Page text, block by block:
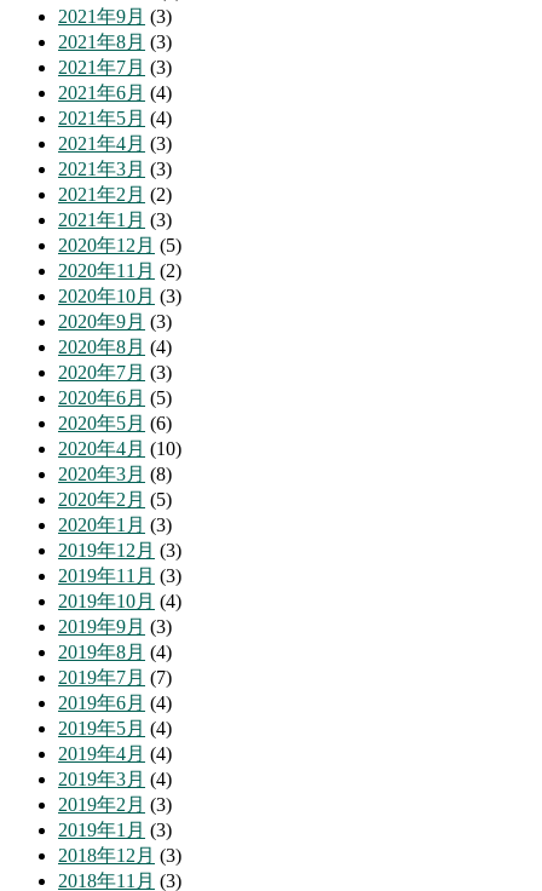
2021年9月 (3)
2021年8月 (3)
2021年7月 (3)
2021年6月 (4)
2021年5月 (4)
2021年4月 (3)
2021年3月 (3)
2021年2月 (2)
2021年1月 (3)
2020年12月 (5)
2020年11月 (2)
2020年10月 (3)
2020年9月 (3)
2020年8月 (4)
2020年7月 (3)
2020年6月 (5)
2020年5月 (6)
2020年4月 (10)
2020年3月 (8)
2020年2月 (5)
2020年1月 (3)
2019年12月 (3)
2019年11月 (3)
2019年10月 (4)
2019年9月 (3)
2019年8月 (4)
2019年7月 (7)
2019年6月 (4)
2019年5月 (4)
2019年4月 (4)
2019年3月 (4)
2019年2月 (3)
2019年1月 (3)
2018年12月 (3)
2018年11月 (3)